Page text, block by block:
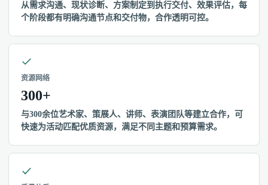
从需求沟通、现状诊断、方案制定到执行交付、效果评估，每
个阶段都有明确沟通节点和交付物，合作透明可控。
资源网络
300+
与300余位艺术家、策展人、讲师、表演团队等建立合作，可
快速为活动匹配优质资源，满足不同主题和预算需求。